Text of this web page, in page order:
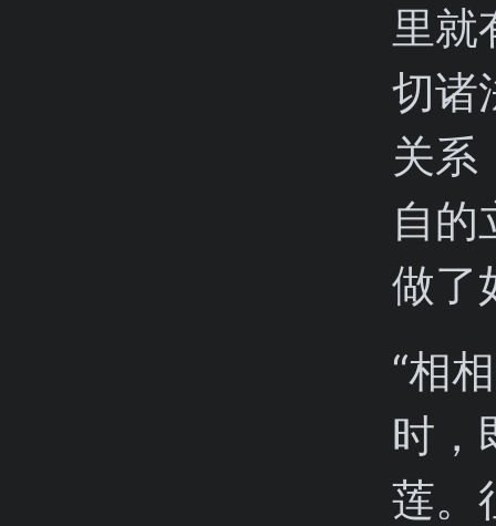
里就
切诸
关系
自的
做了
“相
时，
莲。